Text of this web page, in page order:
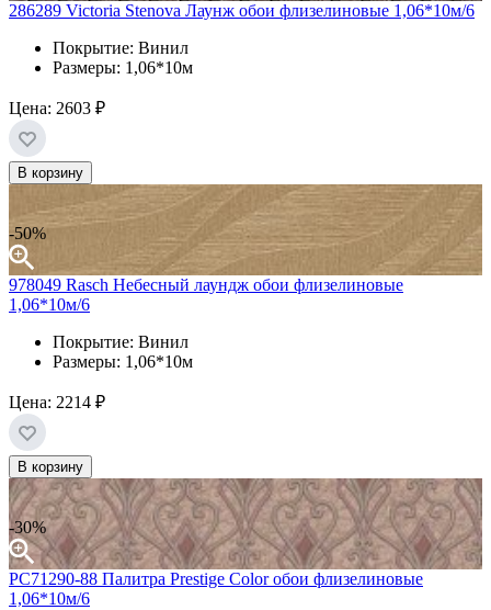
286289 Victoria Stenova Лаунж обои флизелиновые 1,06*10м/6
Покрытие: Винил
Размеры: 1,06*10м
Цена: 2603 ₽
В корзину
-50%
978049 Rasch Небесный лаундж обои флизелиновые
1,06*10м/6
Покрытие: Винил
Размеры: 1,06*10м
Цена: 2214 ₽
В корзину
-30%
PC71290-88 Палитра Prestige Color обои флизелиновые
1,06*10м/6